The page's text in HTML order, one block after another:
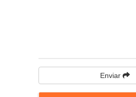
Enviar